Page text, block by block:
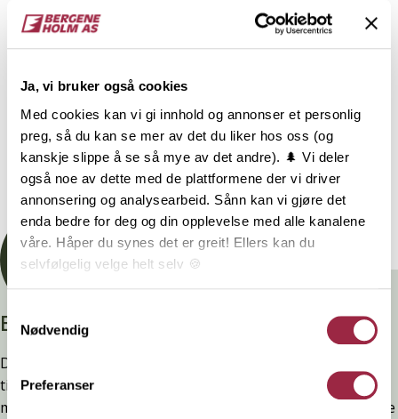
Ja, vi bruker også cookies
Med cookies kan vi gi innhold og annonser et personlig
preg, så du kan se mer av det du liker hos oss (og
kanskje slippe å se så mye av det andre). 🌲 Vi deler
også noe av dette med de plattformene der vi driver
annonsering og analysearbeid. Sånn kan vi gjøre det
enda bedre for deg og din opplevelse med alle kanalene
våre. Håper du synes det er greit! Ellers kan du
selvfølgelig velge helt selv 🍪
Nødvendig
Preferanser
NOBB
Behandling
Dokumentasjon
Branntestet
Denne kledninger er testet, dokumentert, godkjent og
tilfredsstiller preakseptert ytelse for brann (D-s2,d0) ved
montering. Ytelsen opprettholdes ved å følge anvisningene